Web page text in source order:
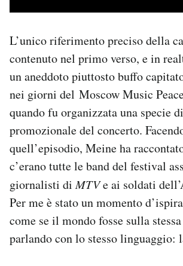
L’unico riferimento preciso della
contenuto nel primo verso, e in
un aneddoto piuttosto buffo
nei giorni del Moscow Music
quando fu organizzata una specie
promozionale del concerto.
quell’episodio, Meine ha
c’erano tutte le band del festival
giornalisti diMTVe ai soldati
Per me è stato un momento
come se il mondo fosse sulla
parlando con lo stesso linguaggio: